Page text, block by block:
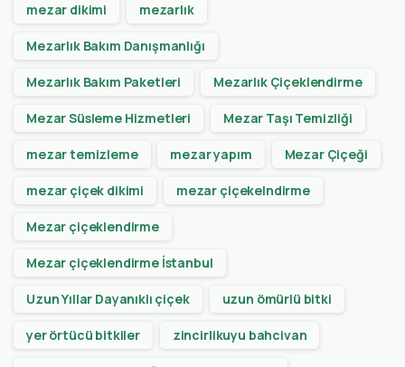
mezar dikimi mezarlık
Mezarlık Bakım Danışmanlığı
Mezarlık Bakım Paketleri Mezarlık Çiçeklendirme
Mezar Süsleme Hizmetleri Mezar Taşı Temizliği
mezar temizleme mezar yapım Mezar Çiçeği
mezar çiçek dikimi mezar çiçekelndirme
Mezar çiçeklendirme
Mezar çiçeklendirme İstanbul
Uzun Yıllar Dayanıklı çiçek uzun ömürlü bitki
yer örtücü bitkiler zincirlikuyu bahcivan